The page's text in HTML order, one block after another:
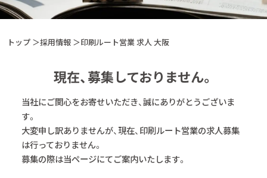
トップ ＞採用情報 ＞印刷ルート営業 求人 大阪
現在、募集しておりません。
当社にご関心をお寄せいただき、誠にありがとうございま
す。
大変申し訳ありませんが、現在、印刷ルート営業の求人募集
は行っておりません。
募集の際は当ページにてご案内いたします。